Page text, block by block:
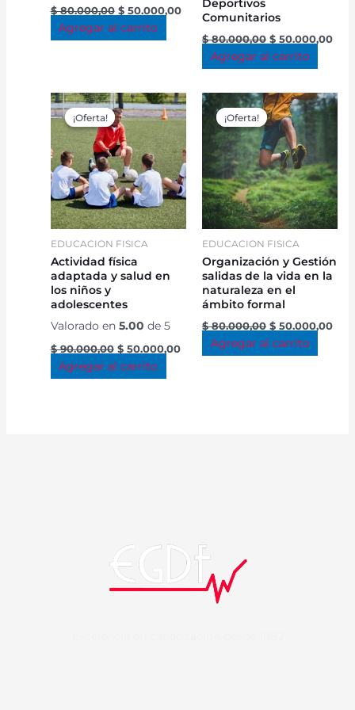
$80.000,00 $50.000,00
Agregar al carrito
Deportivos
Comunitarios
$80.000,00 $ 50.000,00
Agregar al carrito
¡Oferta!
¡Oferta!
EDUCACION FISICA
Actividad física
adaptada y salud en
los niños y
adolescentes
Valorado en 5.00 de 5
$90.000,00
Original
price
was:
$ 90.000,00.
$50.000,00
Current
price
is:
$ 50.000,00.
Agregar al carrito
¡Oferta!
¡Oferta!
EDUCACION FISICA
Organización y Gestión
salidas de la vida en la
naturaleza en el
ámbito formal
$80.000,00
Original
price
was:
$ 80.000,00.
$ 50.000,00
Agregar al carrito